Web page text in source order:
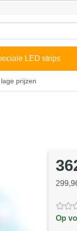
LED strips
prijzen
Op